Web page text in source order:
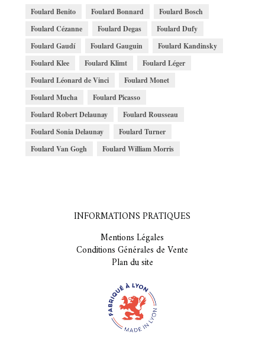
Foulard Benito
Foulard Bonnard
Foulard Bosch
Foulard Cézanne
Foulard Degas
Foulard Dufy
Foulard Gaudí
Foulard Gauguin
Foulard Kandinsky
Foulard Klee
Foulard Klimt
Foulard Léger
Foulard Léonard de Vinci
Foulard Monet
Foulard Mucha
Foulard Picasso
Foulard Robert Delaunay
Foulard Rousseau
Foulard Sonia Delaunay
Foulard Turner
Foulard Van Gogh
Foulard William Morris
INFORMATIONS PRATIQUES
Mentions Légales
Conditions Générales de Vente
Plan du site